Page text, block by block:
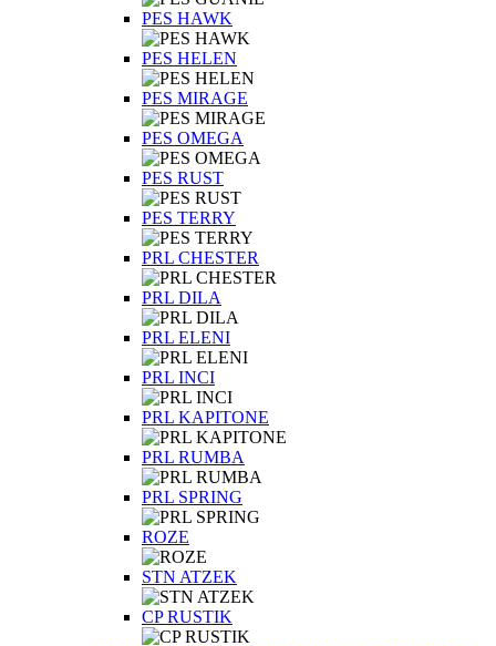
PES HAWK
PES HELEN
PES MIRAGE
PES OMEGA
PES RUST
PES TERRY
PRL CHESTER
PRL DILA
PRL ELENI
PRL INCI
PRL KAPITONE
PRL RUMBA
PRL SPRING
ROZE
STN ATZEK
СP RUSTIK